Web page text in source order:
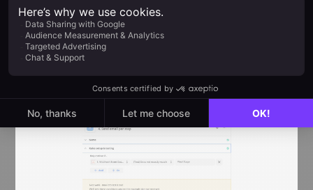
"Webhook Event Data Step
Hook. Em seguida, insira o nome da última etapa
do pipeline no campo "
match". Neste exemplo, a última etapa é
chamada "Final Stage".